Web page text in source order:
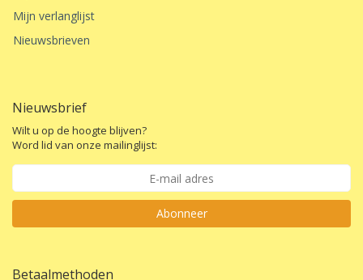
Mijn verlanglijst
Nieuwsbrieven
Nieuwsbrief
Wilt u op de hoogte blijven?
Word lid van onze mailinglijst:
Abonneer
Betaalmethoden